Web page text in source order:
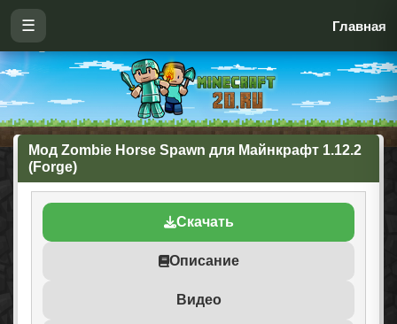
☰ Главная
Мод Zombie Horse Spawn для Майнкрафт 1.12.2
(Forge)
Скачать
Описание
Видео